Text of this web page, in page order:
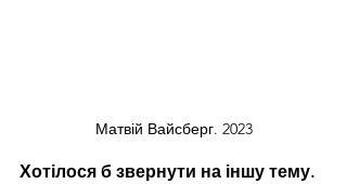
Матвій Вайсберг. 2023
Хотілося б звернути на іншу тему.